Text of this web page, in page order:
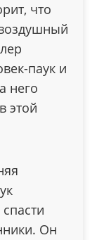
что
паук и
него
этой
Он